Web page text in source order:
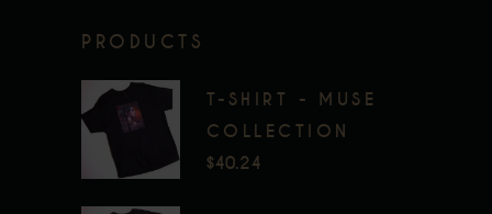
PRODUCTS
T-SHIRT - MUSE
COLLECTION
$40.24